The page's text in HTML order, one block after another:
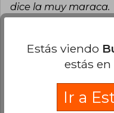
dice la muy maraca.
Cargar más
¿Leíste este libro?
agregar tu propia
Estás viendo
estás en
Ir a